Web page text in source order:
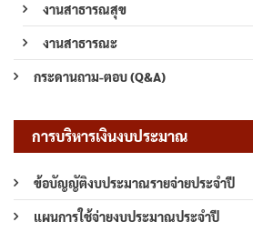
งานสาธารณสุข
งานสาธารณะ
กระดานถาม-ตอบ (Q&A)
การบริหารเงินงบประมาณ
ข้อบัญญัติงบประมาณรายจ่ายประจำปี
แผนการใช้จ่ายงบประมาณประจำปี